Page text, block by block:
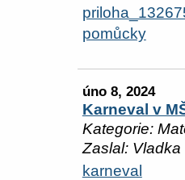
pomůcky
úno 8, 2024
Karneval v
Kategorie:
Zaslal: Vladka
karneval